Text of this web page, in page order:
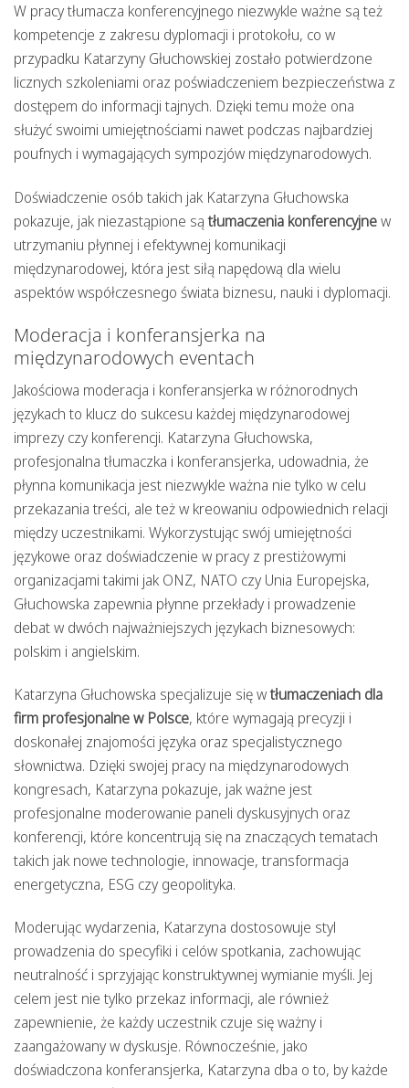
W pracy tłumacza konferencyjnego niezwykle ważne są też
kompetencje z zakresu dyplomacji i protokołu, co w
przypadku Katarzyny Głuchowskiej zostało potwierdzone
licznych szkoleniami oraz poświadczeniem bezpieczeństwa z
dostępem do informacji tajnych. Dzięki temu może ona
służyć swoimi umiejętnościami nawet podczas najbardziej
poufnych i wymagających sympozjów międzynarodowych.
Doświadczenie osób takich jak Katarzyna Głuchowska
pokazuje, jak niezastąpione sątłumaczenia konferencyjnew
utrzymaniu płynnej i efektywnej komunikacji
międzynarodowej, która jest siłą napędową dla wielu
aspektów współczesnego świata biznesu, nauki i dyplomacji.
Moderacja i konferansjerka na
międzynarodowych eventach
Jakościowa moderacja i konferansjerka w różnorodnych
językach to klucz do sukcesu każdej międzynarodowej
imprezy czy konferencji. Katarzyna Głuchowska,
profesjonalna tłumaczka i konferansjerka, udowadnia, że
płynna komunikacja jest niezwykle ważna nie tylko w celu
przekazania treści, ale też w kreowaniu odpowiednich relacji
między uczestnikami. Wykorzystując swój umiejętności
językowe oraz doświadczenie w pracy z prestiżowymi
organizacjami takimi jak ONZ, NATO czy Unia Europejska,
Głuchowska zapewnia płynne przekłady i prowadzenie
debat w dwóch najważniejszych językach biznesowych:
polskim i angielskim.
Katarzyna Głuchowska specjalizuje się wtłumaczeniach dla
firm profesjonalne w Polsce, które wymagają precyzji i
doskonałej znajomości języka oraz specjalistycznego
słownictwa. Dzięki swojej pracy na międzynarodowych
kongresach, Katarzyna pokazuje, jak ważne jest
profesjonalne moderowanie paneli dyskusyjnych oraz
konferencji, które koncentrują się na znaczących tematach
takich jak nowe technologie, innowacje, transformacja
energetyczna, ESG czy geopolityka.
Moderując wydarzenia, Katarzyna dostosowuje styl
prowadzenia do specyfiki i celów spotkania, zachowując
neutralność i sprzyjając konstruktywnej wymianie myśli. Jej
celem jest nie tylko przekaz informacji, ale również
zapewnienie, że każdy uczestnik czuje się ważny i
zaangażowany w dyskusje. Równocześnie, jako
doświadczona konferansjerka, Katarzyna dba o to, by każde